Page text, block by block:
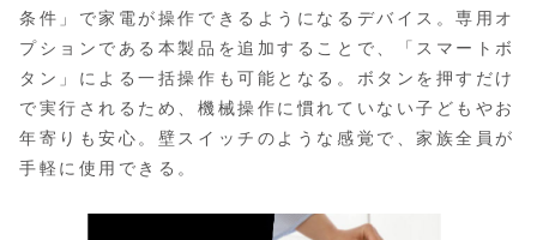
条件」で家電が操作できるようになるデバイス。専用オ
プションである本製品を追加することで、「スマートボ
タン」による一括操作も可能となる。ボタンを押すだけ
で実行されるため、機械操作に慣れていない子どもやお
年寄りも安心。壁スイッチのような感覚で、家族全員が
手軽に使用できる。